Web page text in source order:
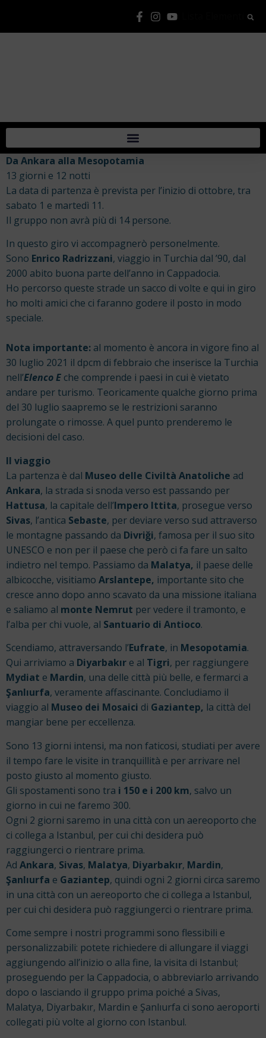
Da Ankara alla Mesopotamia
13 giorni e 12 notti
La data di partenza è prevista per l’inizio di ottobre, tra
sabato 1 e martedì 11.
Il gruppo non avrà più di 14 persone.
In questo giro vi accompagnerò personelmente.
Sono Enrico Radrizzani, viaggio in Turchia dal ’90, dal
2000 abito buona parte dell’anno in Cappadocia.
Ho percorso queste strade un sacco di volte e qui in giro
ho molti amici che ci faranno godere il posto in modo
speciale.
Nota importante: al momento è ancora in vigore fino al
30 luglio 2021 il dpcm di febbraio che inserisce la Turchia
nell’Elenco E che comprende i paesi in cui è vietato
andare per turismo. Teoricamente qualche giorno prima
del 30 luglio saapremo se le restrizioni saranno
prolungate o rimosse. A quel punto prenderemo le
decisioni del caso.
Il viaggio
La partenza è dal Museo delle Civiltà Anatoliche ad
Ankara, la strada si snoda verso est passando per
Hattusa, la capitale dell’Impero Ittita, prosegue verso
Sivas, l’antica Sebaste, per deviare verso sud attraverso
le montagne passando da Divriği, famosa per il suo sito
UNESCO e non per il paese che però ci fa fare un salto
indietro nel tempo. Passiamo da Malatya, il paese delle
albicocche, visitiamo Arslantepe, importante sito che
cresce anno dopo anno scavato da una missione italiana
e saliamo al monte Nemrut per vedere il tramonto, e
l’alba per chi vuole, al Santuario di Antioco.
Scendiamo, attraversando l’Eufrate, in Mesopotamia.
Qui arriviamo a Diyarbakır e al Tigri, per raggiungere
Mydiat e Mardin, una delle città più belle, e fermarci a
Şanlıurfa, veramente affascinante. Concludiamo il
viaggio al Museo dei Mosaici di Gaziantep, la città del
mangiar bene per eccellenza.
Sono 13 giorni intensi, ma non faticosi, studiati per avere
il tempo fare le visite in tranquillità e per arrivare nel
posto giusto al momento giusto.
Gli spostamenti sono tra i 150 e i 200 km, salvo un
giorno in cui ne faremo 300.
Ogni 2 giorni saremo in una città con un aereoporto che
ci collega a Istanbul, per cui chi desidera può
raggiungerci o rientrare prima.
Ad Ankara, Sivas, Malatya, Diyarbakır, Mardin,
Şanlıurfa e Gaziantep, quindi ogni 2 giorni circa saremo
in una città con un aereoporto che ci collega a Istanbul,
per cui chi desidera può raggiungerci o rientrare prima.
Come sempre i nostri programmi sono flessibili e
personalizzabili: potete richiedere di allungare il viaggi
aggiungendo all’inizio o alla fine, la visita di Istanbul;
proseguendo per la Cappadocia, o abbreviarlo arrivando
dopo o lasciando il gruppo prima poiché a Sivas,
Malatya, Diyarbakır, Mardin e Şanlıurfa ci sono aeroporti
collegati più volte al giorno con Istanbul.